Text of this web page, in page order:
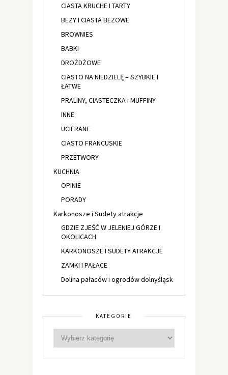
CIASTA KRUCHE I TARTY
BEZY I CIASTA BEZOWE
BROWNIES
BABKI
DROŻDŻOWE
CIASTO NA NIEDZIELĘ – SZYBKIE I
ŁATWE
PRALINY, CIASTECZKA i MUFFINY
INNE
UCIERANE
CIASTO FRANCUSKIE
PRZETWORY
KUCHNIA
OPINIE
PORADY
Karkonosze i Sudety atrakcje
GDZIE ZJEŚĆ W JELENIEJ GÓRZE I
OKOLICACH
KARKONOSZE I SUDETY ATRAKCJE
ZAMKI I PAŁACE
Dolina pałaców i ogrodów dolnyśląsk
KATEGORIE